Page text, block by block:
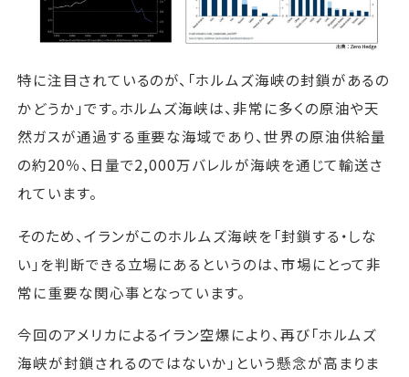
特に注目されているのが、「ホルムズ海峡の封鎖があるの
かどうか」です。ホルムズ海峡は、非常に多くの原油や天
然ガスが通過する重要な海域であり、世界の原油供給量
の約20％、日量で2,000万バレルが海峡を通じて輸送さ
れています。
そのため、イランがこのホルムズ海峡を「封鎖する・しな
い」を判断できる立場にあるというのは、市場にとって非
常に重要な関心事となっています。
今回のアメリカによるイラン空爆により、再び「ホルムズ
海峡が封鎖されるのではないか」という懸念が高まりま